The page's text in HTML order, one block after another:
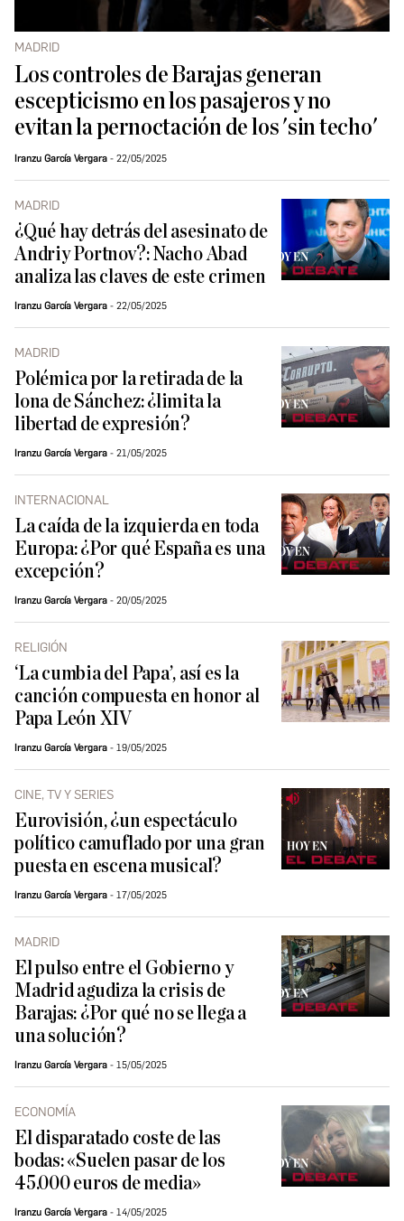
MADRID
Los controles de Barajas generan
escepticismo en los pasajeros y no
evitan la pernoctación de los 'sin techo'
Iranzu García Vergara 22/05/2025
MADRID
¿Qué hay detrás del asesinato de
Andriy Portnov?: Nacho Abad
analiza las claves de este crimen
Iranzu García Vergara 22/05/2025
MADRID
Polémica por la retirada de la
lona de Sánchez: ¿limita la
libertad de expresión?
Iranzu García Vergara 21/05/2025
INTERNACIONAL
La caída de la izquierda en toda
Europa: ¿Por qué España es una
excepción?
Iranzu García Vergara 20/05/2025
RELIGIÓN
‘La cumbia del Papa’, así es la
canción compuesta en honor al
Papa León XIV
Iranzu García Vergara 19/05/2025
CINE, TV Y SERIES
Eurovisión, ¿un espectáculo
político camuflado por una gran
puesta en escena musical?
Iranzu García Vergara 17/05/2025
MADRID
El pulso entre el Gobierno y
Madrid agudiza la crisis de
Barajas: ¿Por qué no se llega a
una solución?
Iranzu García Vergara 15/05/2025
ECONOMÍA
El disparatado coste de las
bodas: «Suelen pasar de los
45.000 euros de media»
Iranzu García Vergara 14/05/2025